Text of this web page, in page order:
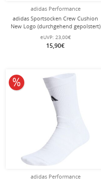
adidas Performance
adidas Sportsocken Crew Cushion
New Logo (durchgehend gepolstert)
mehrfarbig sortiert - 6 Paar
eUVP: 23,00€
15,90€
adidas Performance
10% reduziert